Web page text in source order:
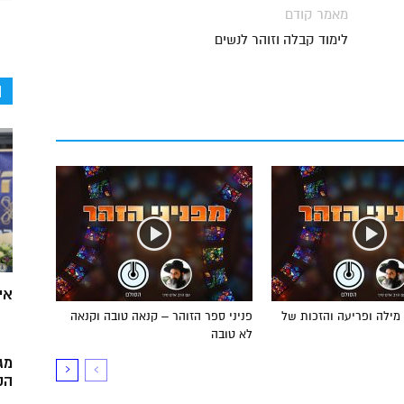
מאמר קודם
לימוד קבלה וזוהר לנשים
פניני ספר הזוהר – קנאה טובה וקנאה
לא טובה
ופריעה והזכות של